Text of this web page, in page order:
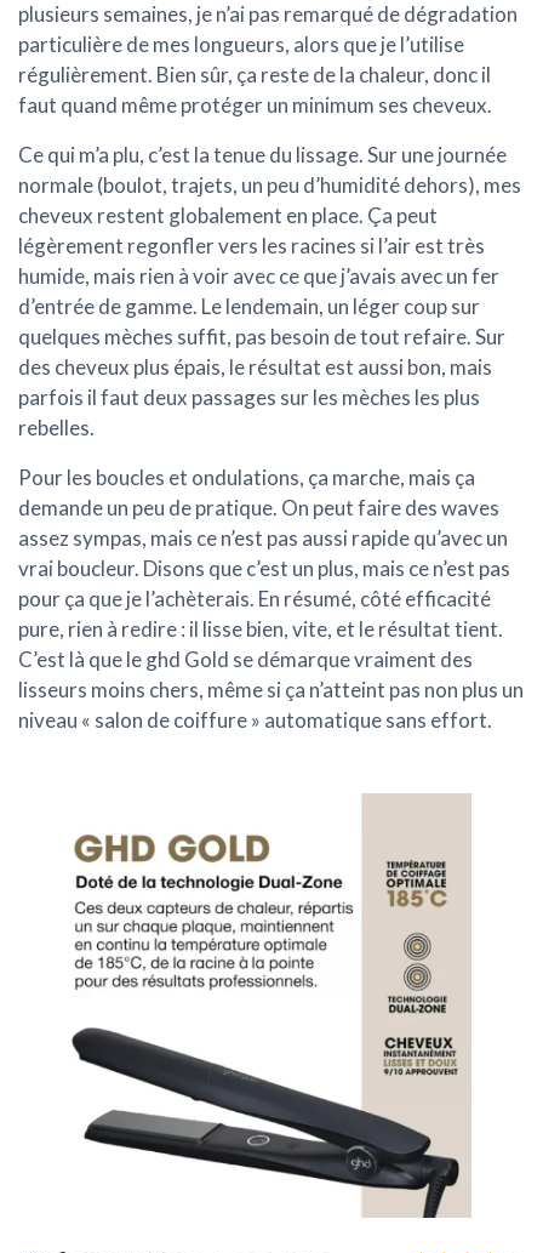
plusieurs semaines, je n’ai pas remarqué de dégradation
particulière de mes longueurs, alors que je l’utilise
régulièrement. Bien sûr, ça reste de la chaleur, donc il
faut quand même protéger un minimum ses cheveux.
Ce qui m’a plu, c’est la tenue du lissage. Sur une journée
normale (boulot, trajets, un peu d’humidité dehors), mes
cheveux restent globalement en place. Ça peut
légèrement regonfler vers les racines si l’air est très
humide, mais rien à voir avec ce que j’avais avec un fer
d’entrée de gamme. Le lendemain, un léger coup sur
quelques mèches suffit, pas besoin de tout refaire. Sur
des cheveux plus épais, le résultat est aussi bon, mais
parfois il faut deux passages sur les mèches les plus
rebelles.
Pour les boucles et ondulations, ça marche, mais ça
demande un peu de pratique. On peut faire des waves
assez sympas, mais ce n’est pas aussi rapide qu’avec un
vrai boucleur. Disons que c’est un plus, mais ce n’est pas
pour ça que je l’achèterais. En résumé, côté efficacité
pure, rien à redire : il lisse bien, vite, et le résultat tient.
C’est là que le ghd Gold se démarque vraiment des
lisseurs moins chers, même si ça n’atteint pas non plus un
niveau « salon de coiffure » automatique sans effort.